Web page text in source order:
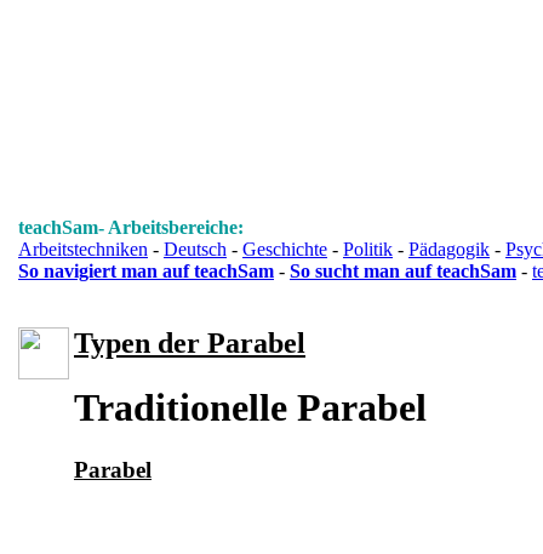
teachSam- Arbeitsbereiche:
Arbeitstechniken - Deutsch - Geschichte - Politik - Pädagogik -
So navigiert man auf teachSam - So sucht man auf teachSam -
Typen der Parabel
Traditionelle Parabel
Parabel